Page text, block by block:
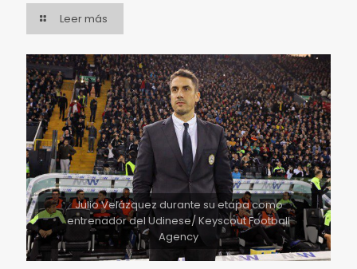
Leer más
Julio Velázquez durante su etapa como
entrenador del Udinese/ Keyscout Football
Agency